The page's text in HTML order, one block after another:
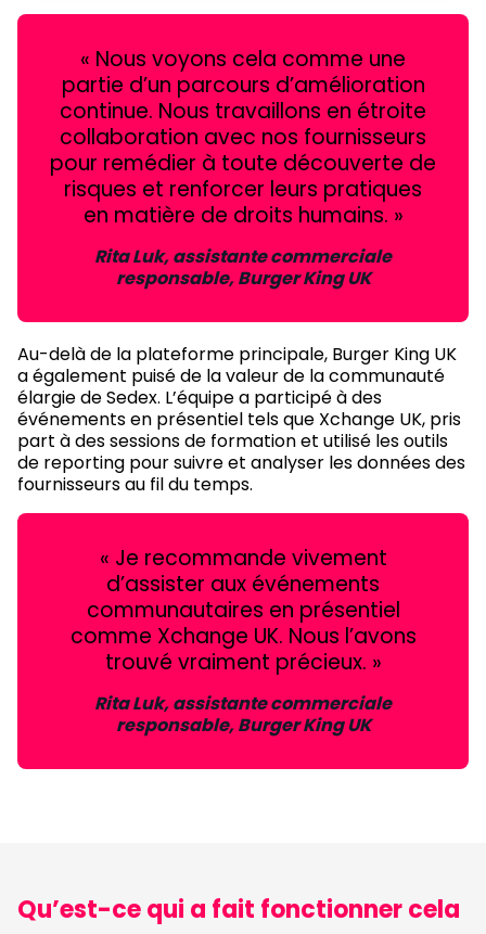
« Nous voyons cela comme une
partie d’un parcours d’amélioration
continue. Nous travaillons en étroite
collaboration avec nos fournisseurs
pour remédier à toute découverte de
risques et renforcer leurs pratiques
en matière de droits humains. »
Rita Luk, assistante commerciale
responsable, Burger King UK
Au-delà de la plateforme principale, Burger King UK
a également puisé de la valeur de la communauté
élargie de Sedex. L’équipe a participé à des
événements en présentiel tels que Xchange UK, pris
part à des sessions de formation et utilisé les outils
de reporting pour suivre et analyser les données des
fournisseurs au fil du temps.
« Je recommande vivement
d’assister aux événements
communautaires en présentiel
comme Xchange UK. Nous l’avons
trouvé vraiment précieux. »
Rita Luk, assistante commerciale
responsable, Burger King UK
Qu’est-ce qui a fait fonctionner cela